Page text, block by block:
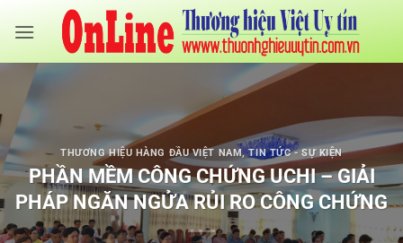
qua
THƯƠNG HIỆU HÀNG ĐẦU VIỆT NAM,TIN TỨC - SỰ KIỆN
PHẦN MỀM CÔNG CHỨNG UCHI – GIẢI
PHÁP NGĂN NGỬA RỦI RO CÔNG CHỨNG